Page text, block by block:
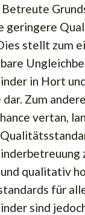
geringere
stellt zum
in Hort
dar. Zum
vertan,
qualitativ
für
sind